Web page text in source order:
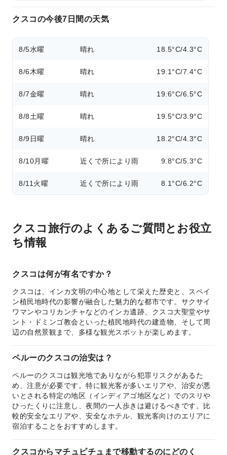
クスコの今後7日間の天気
8/5水曜 晴れ 18.5°C/4.3°C
8/6木曜 晴れ 19.1°C/7.4°C
8/7金曜 晴れ 19.6°C/6.5°C
8/8土曜 晴れ 19.5°C/3.9°C
8/9日曜 晴れ 18.2°C/4.3°C
8/10月曜 近くで所により雨 9.8°C/5.3°C
8/11 火曜 近くで所により雨 8.1°C/6.2°C
クスコ旅行のよくあるご質問とお役立
ち情報
クスコは何が有名ですか？
クスコは、インカ文明の中心地として栄えた歴史と、スペイ
ン植民地時代の影響が融合した魅力的な都市です。サクサイ
ワマンやコリカンチャなどのインカ遺跡、クスコ大聖堂やサ
ント・ドミンゴ教会といった植民地時代の建造物、そして周
辺の自然景観まで、多様な観光スポットが楽しめます。
ペルーのクスコの治安は？
ペルーのクスコは観光地でありながら犯罪リスクがあるた
め、注意が必要です。特に観光客が多いエリアや、治安が悪
いとされる特定の地区（インディアゴ地区など）でのスリや
ひったくりに注意し、夜間の一人歩きは避けるべきです。比
較的安全なエリアや、安全なホテル、観光客向けのエリアに
宿泊することをおすすめします。
クスコからマチュピチュまで移動するのにどのく